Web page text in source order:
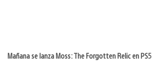
Mañana se lanza Moss: The Forgotten Relic en PS5